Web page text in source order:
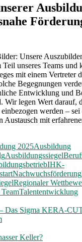
Unsere
unseres Teams und
mit einem Vertreter
Begegnungen
Entwicklung und
Wir legen Wert darauf,
werden –
Austausch mit
2025Ausbildung
Ausbildungssiegel
IHK-
Nachwuchsförderung
Regionaler
Talententwicklung
Das Sigma KERA-
Keller?